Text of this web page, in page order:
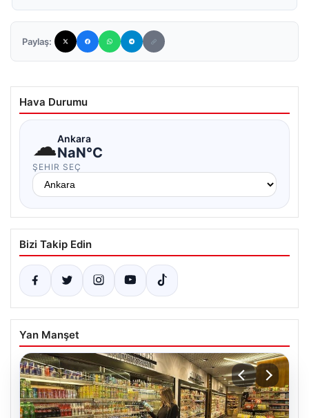
Paylaş:
Hava Durumu
☁Ankara
NaN°C
ŞEHIR SEÇ
Bizi Takip Edin
Yan Manşet